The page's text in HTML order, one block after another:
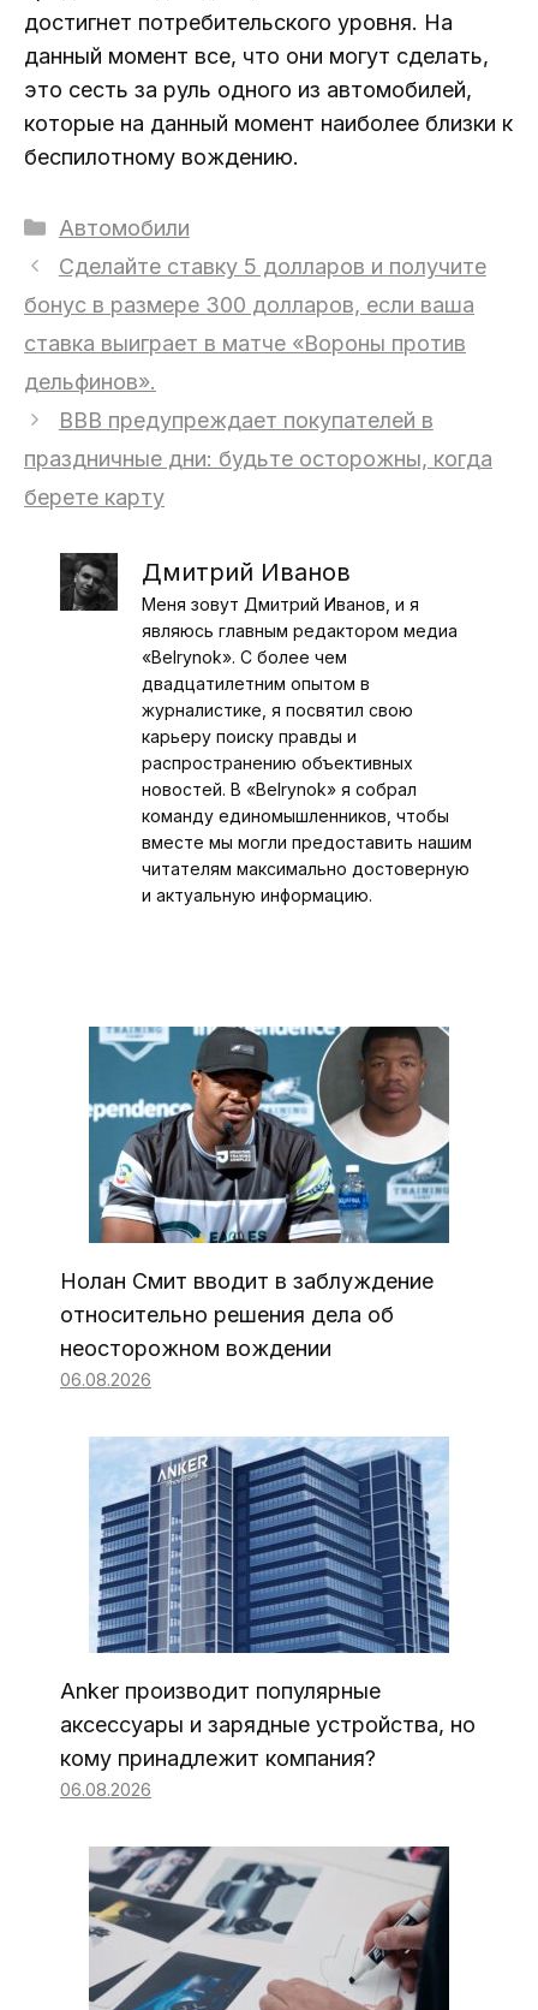
достигнет потребительского уровня. На
данный момент все, что они могут сделать,
это сесть за руль одного из автомобилей,
которые на данный момент наиболее близки к
беспилотному вождению.
Рубрики
Автомобили
Сделайте ставку 5 долларов и получите
бонус в размере 300 долларов, если ваша
ставка выиграет в матче «Вороны против
дельфинов».
BBB предупреждает покупателей в
праздничные дни: будьте осторожны, когда
берете карту
Дмитрий Иванов
Меня зовут Дмитрий Иванов, и я
являюсь главным редактором медиа
«Belrynok». С более чем
двадцатилетним опытом в
журналистике, я посвятил свою
карьеру поиску правды и
распространению объективных
новостей. В «Belrynok» я собрал
команду единомышленников, чтобы
вместе мы могли предоставить нашим
читателям максимально достоверную
и актуальную информацию.
Нолан Смит вводит в заблуждение
относительно решения дела об
неосторожном вождении
06.08.2026
Anker производит популярные
аксессуары и зарядные устройства, но
кому принадлежит компания?
06.08.2026